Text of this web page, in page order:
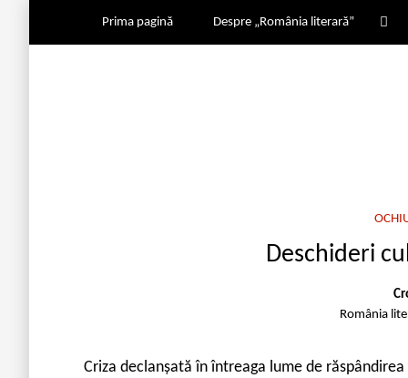
Prima pagină Despre „România literară”
Deschideri
România
Criza declanșată în întreaga lume de